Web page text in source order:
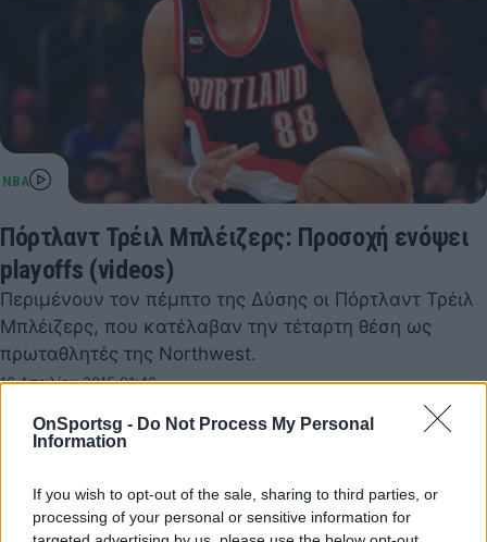
OnSportsg - Do Not Process My Personal
Information
If you wish to opt-out of the sale, sharing to third parties, or
processing of your personal or sensitive information for
Πόρτλαντ Τρέιλ Μπλέιζερς: Προσοχή ενόψει
playoffs (videos)
Περιμένουν τον πέμπτο της Δύσης οι Πόρτλαντ Τρέιλ
Μπλέιζερς, που κατέλαβαν την τέταρτη θέση ως
πρωταθλητές της Northwest.
16 Απριλίου 2015 01:46